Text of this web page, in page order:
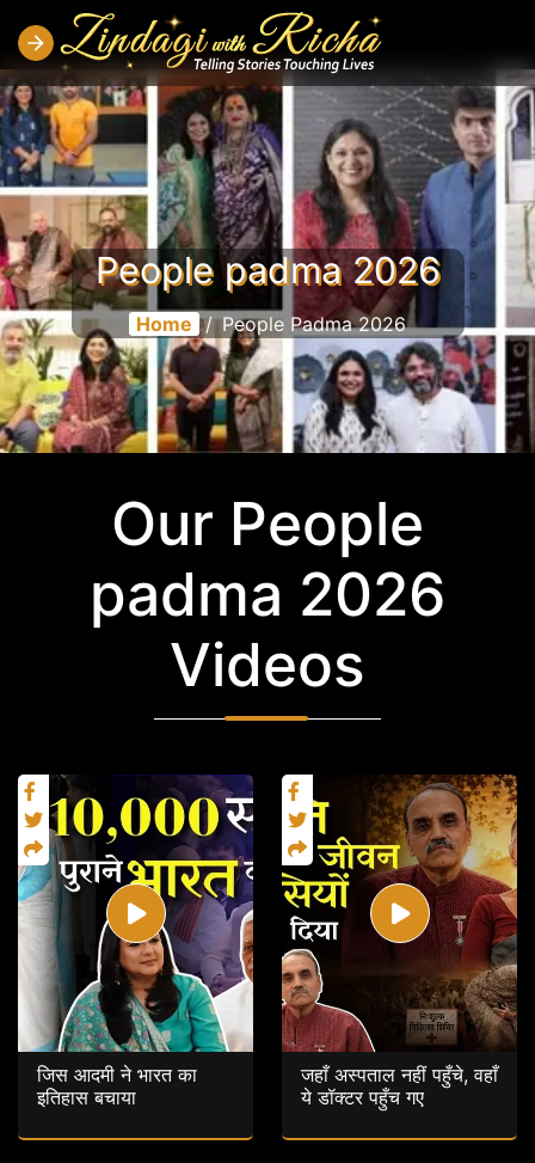
People padma 2026
Home / People Padma 2026
Our People
padma 2026
Videos
जिस आदमी ने भारत का
इतिहास बचाया
जहाँ अस्पताल नहीं पहुँचे, वहाँ
ये डॉक्टर पहुँच गए